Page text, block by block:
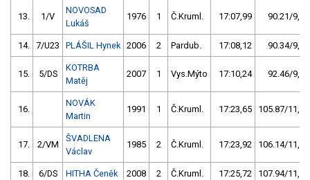
13. 1/V
NOVOSAD
Lukáš
1976 1 Č.Kruml. 17:07,99 90.21/9,6
14. 7/U23 PLÁŠIL Hynek 2006 2 Pardub. 17:08,12 90.34/9,6
15. 5/DS
KOTRBA
Matěj
2007 1 Vys.Mýto 17:10,24 92.46/9,9
16.
NOVÁK
Martin
1991 1 Č.Kruml. 17:23,65 105.87/11,3
17. 2/VM
ŠVADLENA
Václav
1985 2 Č.Kruml. 17:23,92 106.14/11,3
18. 6/DS HITHA Čeněk 2008 2 Č.Kruml. 17:25,72 107.94/11,5